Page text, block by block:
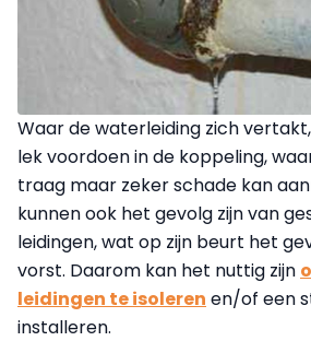
Waar de waterleiding zich
lek voordoen in de koppeling,
traag maar zeker schade kan
kunnen ook het gevolg zijn van
leidingen, wat op zijn beurt het
vorst. Daarom kan het nuttig zijn
leidingen te isoleren en/of een
installeren.